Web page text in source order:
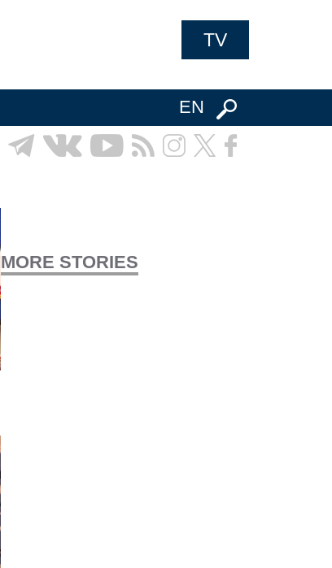
TV
EN
MORE STORIES